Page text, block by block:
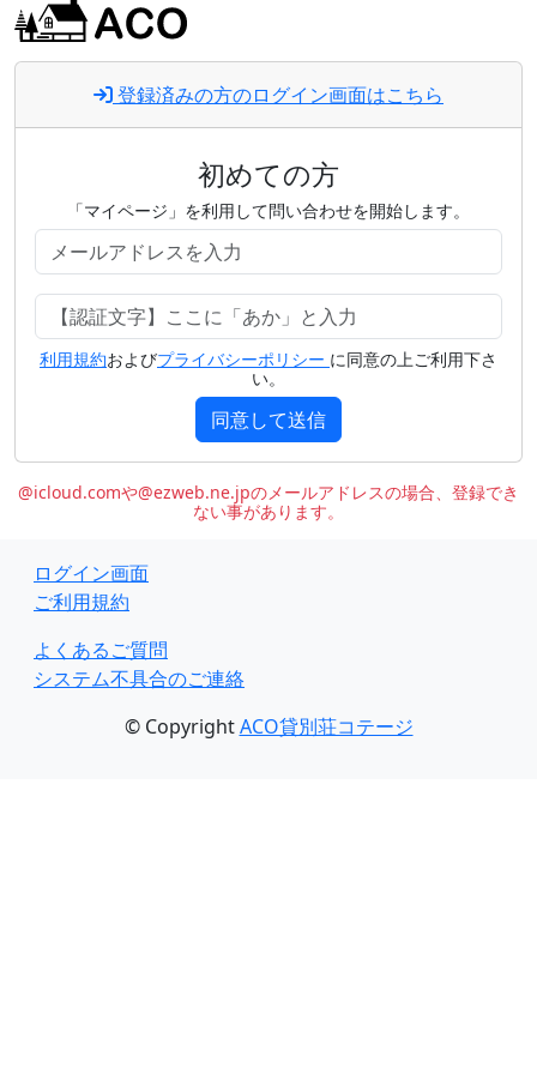
登録済みの方のログイン画面はこちら
初めての方
「マイページ」を利用して問い合わせを開始します。
利用規約およびプライバシーポリシー に同意の上ご利用下さ
い。
同意して送信
@icloud.comや@ezweb.ne.jpのメールアドレスの場合、登録でき
ない事があります。
ログイン画面
ご利用規約
よくあるご質問
システム不具合のご連絡
© CopyrightACO貸別荘コテージ